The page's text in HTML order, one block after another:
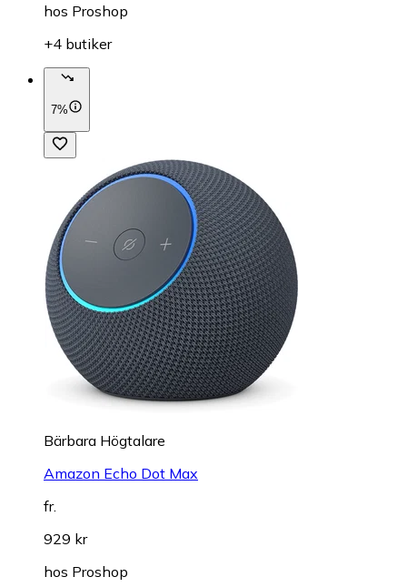
hos Proshop
+4 butiker
7%
Bärbara Högtalare
Amazon Echo Dot Max
fr.
929 kr
hos Proshop